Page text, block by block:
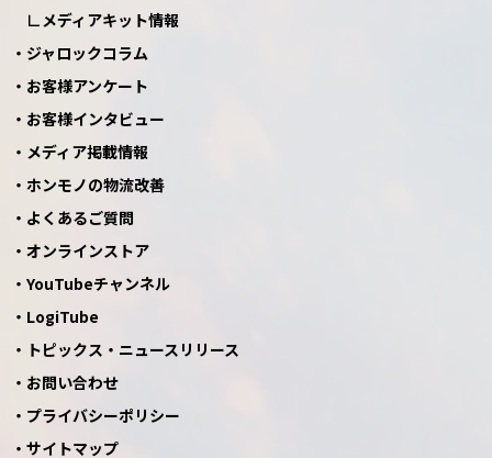
メディアキット情報
ジャロックコラム
お客様アンケート
お客様インタビュー
メディア掲載情報
ホンモノの物流改善
よくあるご質問
オンラインストア
YouTubeチャンネル
LogiTube
トピックス・ニュースリリース
お問い合わせ
プライバシーポリシー
サイトマップ